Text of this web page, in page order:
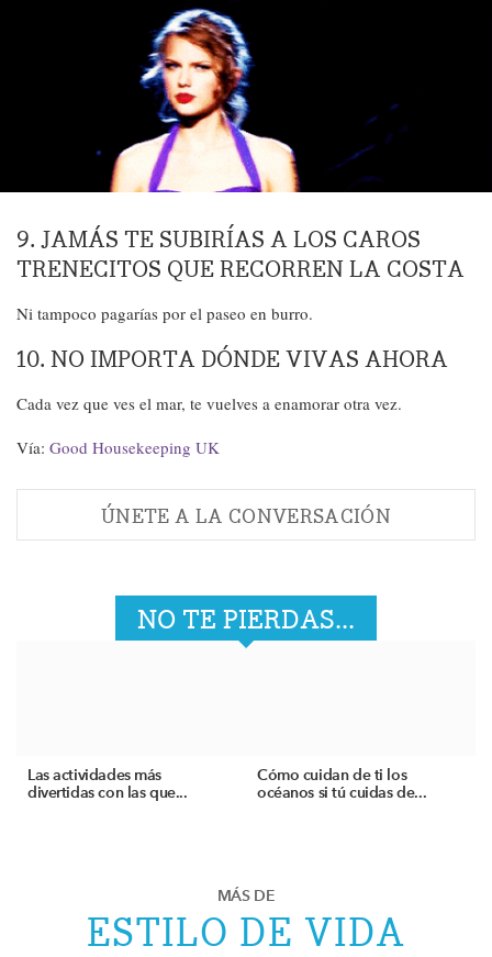
9. JAMÁS TE SUBIRÍAS A LOS CAROS
TRENECITOS QUE RECORREN LA COSTA
Ni tampoco pagarías por el paseo en burro.
10. NO IMPORTA DÓNDE VIVAS AHORA
Cada vez que ves el mar, te vuelves a enamorar otra vez.
Vía: Good Housekeeping UK
ÚNETE A LA CONVERSACIÓN
NO TE PIERDAS...
Las actividades más
divertidas con las que...
Cómo cuidan de ti los
océanos si tú cuidas de...
MÁS DE
ESTILO DE VIDA